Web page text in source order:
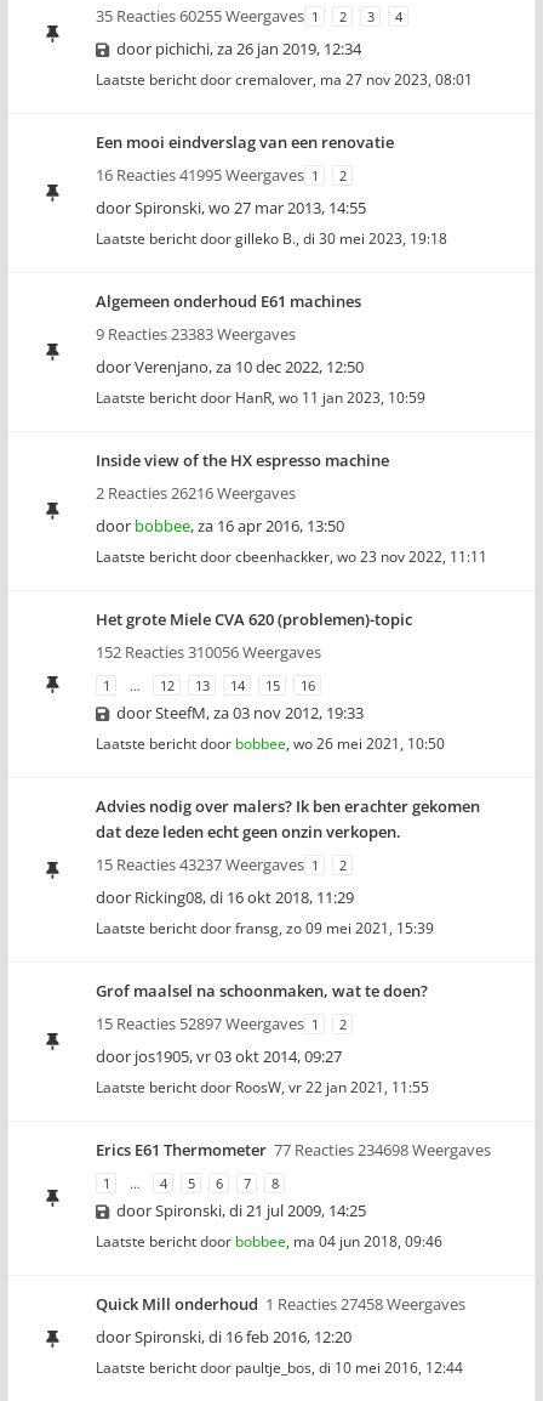
35 Reacties 60255 Weergaves 1 2 3 4
door pichichi,za 26 jan 2019, 12:34
Laatste bericht doorcremalover, ma 27 nov 2023, 08:01
Een mooi eindverslag van een renovatie
16 Reacties 41995 Weergaves 1 2
doorSpironski,wo 27 mar 2013, 14:55
Laatste bericht doorgilleko B., di 30 mei 2023, 19:18
Algemeen onderhoud E61 machines
9 Reacties 23383 Weergaves
doorVerenjano,za 10 dec 2022, 12:50
Laatste bericht door HanR, wo 11 jan 2023, 10:59
Inside view of the HX espresso machine
2 Reacties 26216 Weergaves
door bobbee,za 16 apr 2016, 13:50
Laatste bericht doorcbeenhackker, wo 23 nov 2022, 11:11
Het grote Miele CVA 620 (problemen)-topic
152 Reacties 310056 Weergaves
1 … 12 13 14 15 16
doorSteefM,za 03 nov 2012, 19:33
Laatste bericht door bobbee, wo 26 mei 2021, 10:50
Advies nodig over malers? Ik ben erachter gekomen
dat deze leden echt geen onzin verkopen.
15 Reacties 43237 Weergaves 1 2
door Ricking08,di 16 okt 2018, 11:29
Laatste bericht doorfransg, zo 09 mei 2021, 15:39
Grof maalsel na schoonmaken, wat te doen?
15 Reacties 52897 Weergaves 1 2
door jos1905,vr 03 okt 2014, 09:27
Laatste bericht door RoosW, vr 22 jan 2021, 11:55
Erics E61 Thermometer 77 Reacties 234698 Weergaves
1 … 4 5 6 7 8
doorSpironski,di 21 jul 2009, 14:25
Laatste bericht door bobbee, ma 04 jun 2018, 09:46
Quick Mill onderhoud 1 Reacties 27458 Weergaves
doorSpironski,di 16 feb 2016, 12:20
Laatste bericht door paultje_bos, di 10 mei 2016, 12:44